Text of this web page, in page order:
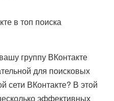
в топ поиска
группу ВКонтакте
для поисковых
сети ВКонтакте? В этой
эффективных